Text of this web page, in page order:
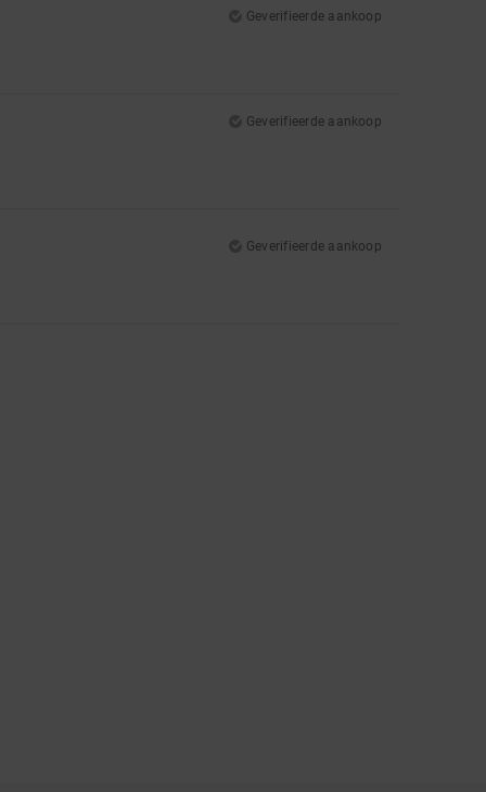
Geverifieerde aankoop
Geverifieerde aankoop
Geverifieerde aankoop